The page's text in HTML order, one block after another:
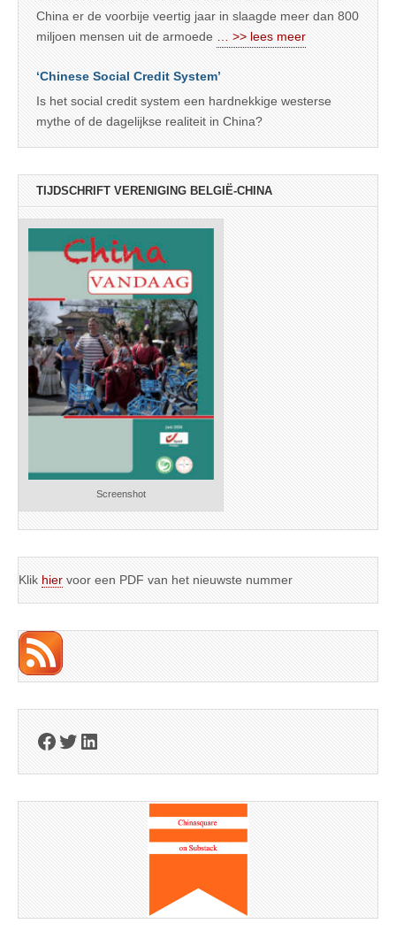
China er de voorbije veertig jaar in slaagde meer dan 800
miljoen mensen uit de armoede
… >> lees meer
‘Chinese Social Credit System’
Is het social credit system een hardnekkige westerse
mythe of de dagelijkse realiteit in China?
TIJDSCHRIFT VERENIGING BELGIË-CHINA
Screenshot
Klik hier voor een PDF van het nieuwste nummer
Facebook
Twitter
LinkedIn